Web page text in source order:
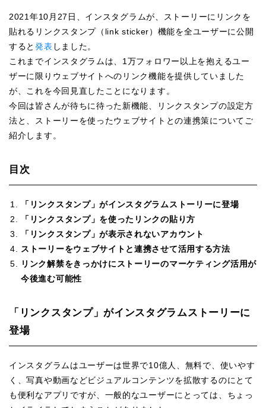
2021年10月27日、インスタグラムが、ストーリーにリンクを
貼れるリンクスタンプ（link sticker）機能を全ユーザーに公開
すると発表 しました。
これまでインスタグラムは、1万フォロワー以上を抱えるユー
ザーに限りウェブサイトへのリンク機能を提供していました
が、これを今回見直したことになります。
今回は皆さんが待ちに待った新機能、リンクスタンプの設定方
法と、ストーリーを使ったウェブサイトとの連携策についてご
紹介します。
目次
「リンクスタンプ」がインスタグラムストーリーに登場
「リンクスタンプ」を使ったリンクの貼り方
「リンクスタンプ」が表示されないアカウント
ストーリーをウェブサイトと連携させて活用する方法
リンク解禁をきっかけにストーリーのマーケティング活用が
今後進む可能性
「リンクスタンプ」がインスタグラムストーリーに
登場
インスタグラムはユーザーは世界で10億人、無料で、使いやす
く、写真や動画などビジュアルコンテンツを拡散するのにとて
も便利なアプリですが、一般的なユーザーにとっては、ちょっ